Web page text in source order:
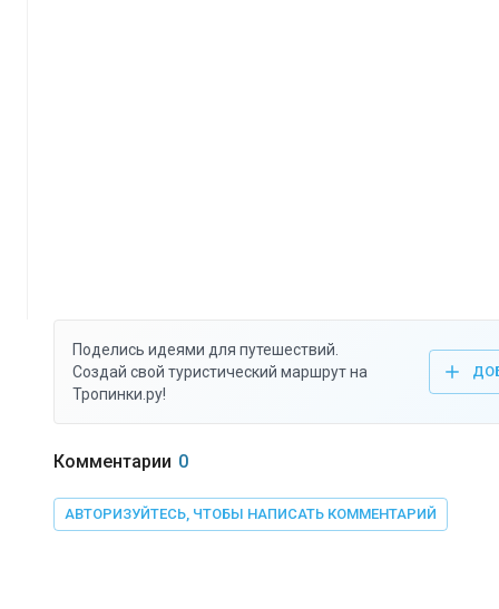
Поделись идеями для путешествий.
Создай свой туристический маршрут на
Тропинки.ру!
Комментарии 0
АВТОРИЗУЙТЕСЬ, ЧТОБЫ НАПИСАТЬ КОММЕНТАРИЙ